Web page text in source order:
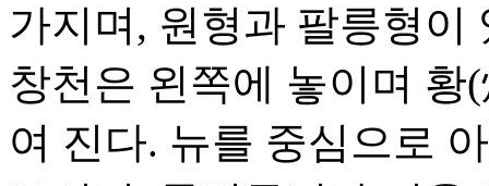
가지며, 원형과 팔릉형이
창천은 왼쪽에 놓이며
여 진다. 뉴를 중심으로